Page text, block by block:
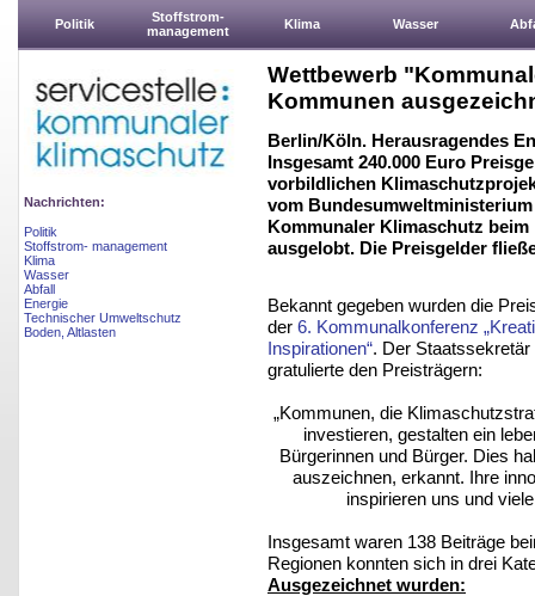
Politik
Stoffstrom-
management
Klima Wasser
Nachrichten:
Politik
Stoffstrom- management
Klima
Wasser
Abfall
Energie
Technischer Umweltschutz
Boden, Altlasten
Wettbewerb
Kommunen
Berlin/Köln. Herausragendes
Insgesamt 240.000 Euro
vorbildlichen
vom
Kommunaler Klimaschutz
ausgelobt. Die Preisgelder
Bekannt gegeben wurden die
der 6. Kommunalkonferenz
Inspirationen“. Der
gratulierte den Preisträgern:
„Kommunen, die
investieren, gestalten ein
Bürgerinnen und Bürger. Dies
auszeichnen, erkannt. Ihre
inspirieren uns und
Insgesamt waren 138 Beiträge
Regionen konnten sich in drei
Ausgezeichnet wurden: